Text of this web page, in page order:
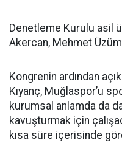
Denetleme Kurulu asil
Akercan, Mehmet
Kongrenin ardından
Kıyanç, Muğlaspor’u
kurumsal anlamda da
kavuşturmak için
kısa süre içerisinde